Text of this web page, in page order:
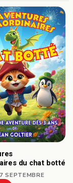
du chat botté
SEPTEMBRE